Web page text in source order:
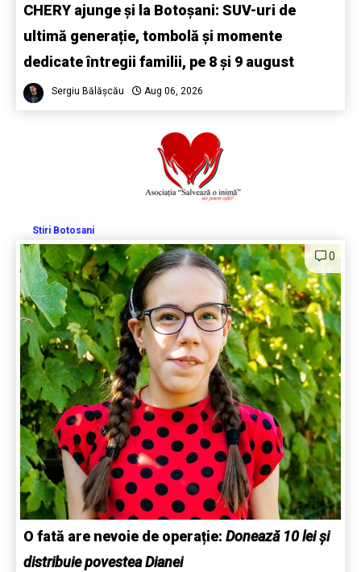
CHERY ajunge și la Botoșani: SUV-uri de
ultimă generație, tombolă și momente
dedicate întregii familii, pe 8 și 9 august
Sergiu Bălășcău Aug 06, 2026
Stiri Botosani
0
O fată are nevoie de operație: Donează 10 lei și
distribuie povestea Dianei